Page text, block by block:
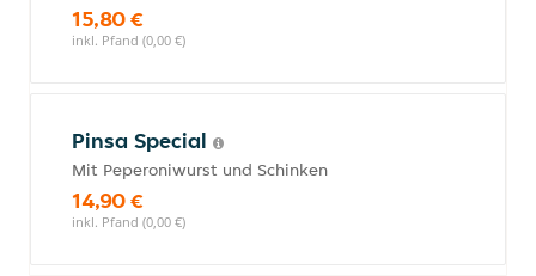
15,80 €
inkl. Pfand (0,00 €)
Pinsa Special
Mit Peperoniwurst und Schinken
14,90 €
inkl. Pfand (0,00 €)